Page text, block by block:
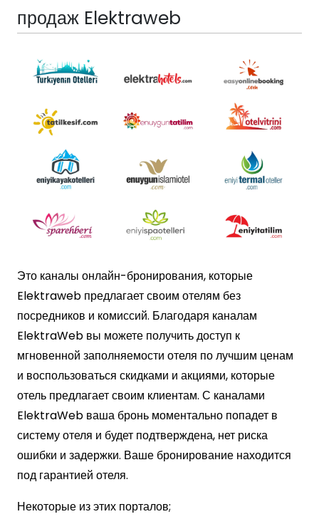
продаж Elektraweb
Это каналы онлайн-бронирования, которые
Elektraweb предлагает своим отелям без
посредников и комиссий. Благодаря каналам
ElektraWeb вы можете получить доступ к
мгновенной заполняемости отеля по лучшим ценам
и воспользоваться скидками и акциями, которые
отель предлагает своим клиентам. С каналами
ElektraWeb ваша бронь моментально попадет в
систему отеля и будет подтверждена, нет риска
ошибки и задержки. Ваше бронирование находится
под гарантией отеля.
Некоторые из этих порталов;